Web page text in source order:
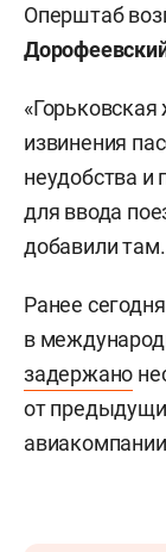
Оперштаб
извинения
неудобства
для ввода
добавили там.
Ранее
в
задержано
от